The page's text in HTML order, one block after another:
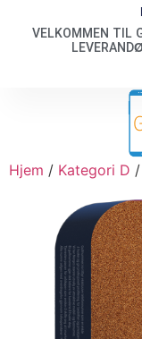
VELKOMMEN TIL
Hjem / Kategori D